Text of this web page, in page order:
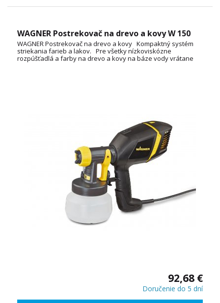
WAGNER Postrekovač na drevo a kovy W 150
WAGNER Postrekovač na drevo a kovy Kompaktný systém
striekania farieb a lakov. Pre všetky nízkoviskózne
rozpúšťadlá a farby na drevo a kovy na báze vody vrátane
92,68 €
Doručenie do 5 dní